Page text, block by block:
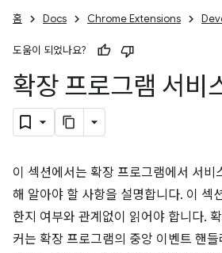
홈 Docs Chrome Extensions
도움이 되었나요?
확장 프로그램 서비
이 섹션에서는 확장 프로그램에서 서비
해 알아야 할 사항을 설명합니다. 이 섹
한지 여부와 관계없이 읽어야 합니다.
커는 확장 프로그램의 중앙 이벤트 핸